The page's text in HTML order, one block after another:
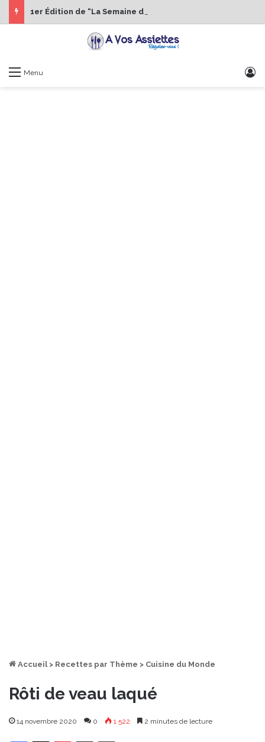
Menu
Accueil > Recettes par Thème > Cuisine du Monde
Rôti de veau laqué
14 novembre 2020 0 1 522 2 minutes de lecture